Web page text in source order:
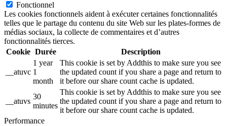
Fonctionnel
Les cookies fonctionnels aident à exécuter certaines fonctionnalités
telles que le partage du contenu du site Web sur les plates-formes de
médias sociaux, la collecte de commentaires et d’autres
fonctionnalités tierces.
Cookie Durée Description
__atuvc
1 year
1
month
This cookie is set by Addthis to make sure you see
the updated count if you share a page and return to
it before our share count cache is updated.
__atuvs
30
minutes
This cookie is set by Addthis to make sure you see
the updated count if you share a page and return to
it before our share count cache is updated.
Performance